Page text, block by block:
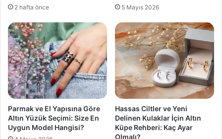
2 hafta önce 5 Mayıs 2026
Parmak ve El Yapısına Göre
Altın Yüzük Seçimi: Size En
Uygun Model Hangisi?
Hassas Ciltler ve Yeni
Delinen Kulaklar İçin Altın
Küpe Rehberi: Kaç Ayar
Olmalı?